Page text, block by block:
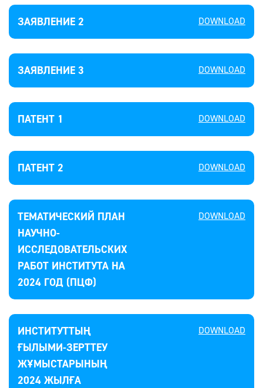
ЗАЯВЛЕНИЕ 2 DOWNLOAD
ЗАЯВЛЕНИЕ 3 DOWNLOAD
ПАТЕНТ 1 DOWNLOAD
ПАТЕНТ 2 DOWNLOAD
ТЕМАТИЧЕСКИЙ ПЛАН
НАУЧНО-
ИССЛЕДОВАТЕЛЬСКИХ
РАБОТ ИНСТИТУТА НА
2024 ГОД (ПЦФ)
DOWNLOAD
ИНСТИТУТТЫҢ
ҒЫЛЫМИ-ЗЕРТТЕУ
ЖҰМЫСТАРЫНЫҢ
2024 ЖЫЛҒА
DOWNLOAD